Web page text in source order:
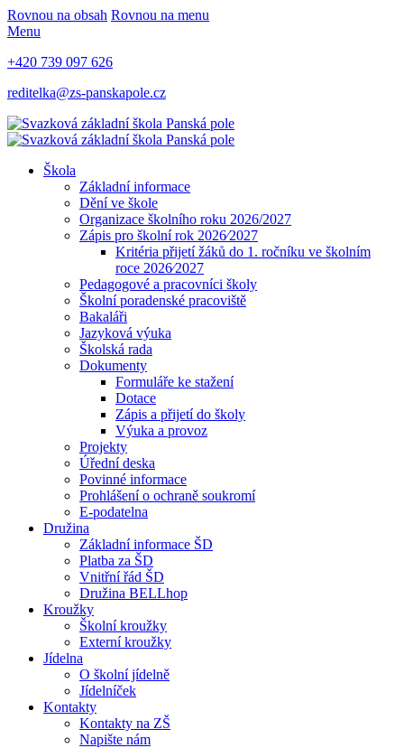
Rovnou na obsah Rovnou na menu
Menu
+420 739 097 626
reditelka@zs-panskapole.cz
Škola
Základní informace
Dění ve škole
Organizace školního roku 2026/2027
Zápis pro školní rok 2026⁄2027
Kritéria přijetí žáků do 1. ročníku ve školním
roce 2026⁄2027
Pedagogové a pracovníci školy
Školní poradenské pracoviště
Bakaláři
Jazyková výuka
Školská rada
Dokumenty
Formuláře ke stažení
Dotace
Zápis a přijetí do školy
Výuka a provoz
Projekty
Úřední deska
Povinné informace
Prohlášení o ochraně soukromí
E-podatelna
Družina
Základní informace ŠD
Platba za ŠD
Vnitřní řád ŠD
Družina BELLhop
Kroužky
Školní kroužky
Externí kroužky
Jídelna
O školní jídelně
Jídelníček
Kontakty
Kontakty na ZŠ
Napište nám